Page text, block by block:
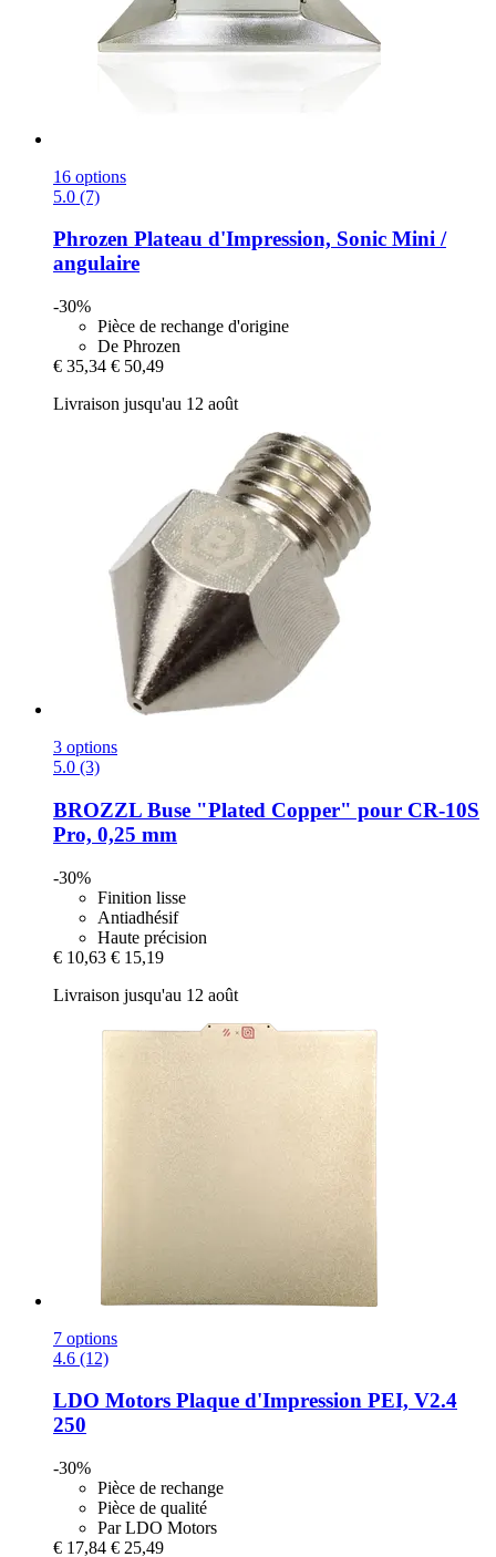
16 options
5.0 (7)
Phrozen Plateau d'Impression, Sonic Mini /
angulaire
-30%
Pièce de rechange d'origine
De Phrozen
€ 35,34 € 50,49
Livraison jusqu'au 12 août
3 options
5.0 (3)
BROZZL Buse "Plated Copper" pour CR-​10S
Pro, 0,25 mm
-30%
Finition lisse
Antiadhésif
Haute précision
€ 10,63 € 15,19
Livraison jusqu'au 12 août
7 options
4.6 (12)
LDO Motors Plaque d'Impression PEI, V2.4
250
-30%
Pièce de rechange
Pièce de qualité
Par LDO Motors
€ 17,84 € 25,49